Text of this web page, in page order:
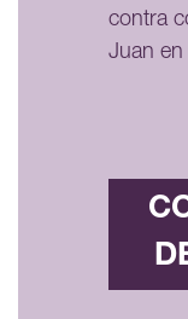
contra
Juan